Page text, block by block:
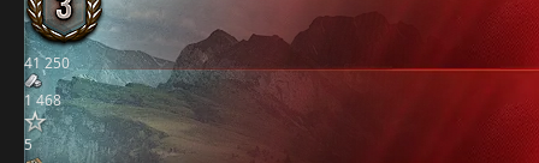
41 250
1 468
5